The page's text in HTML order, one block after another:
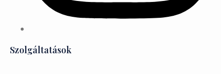
Szolgáltatások